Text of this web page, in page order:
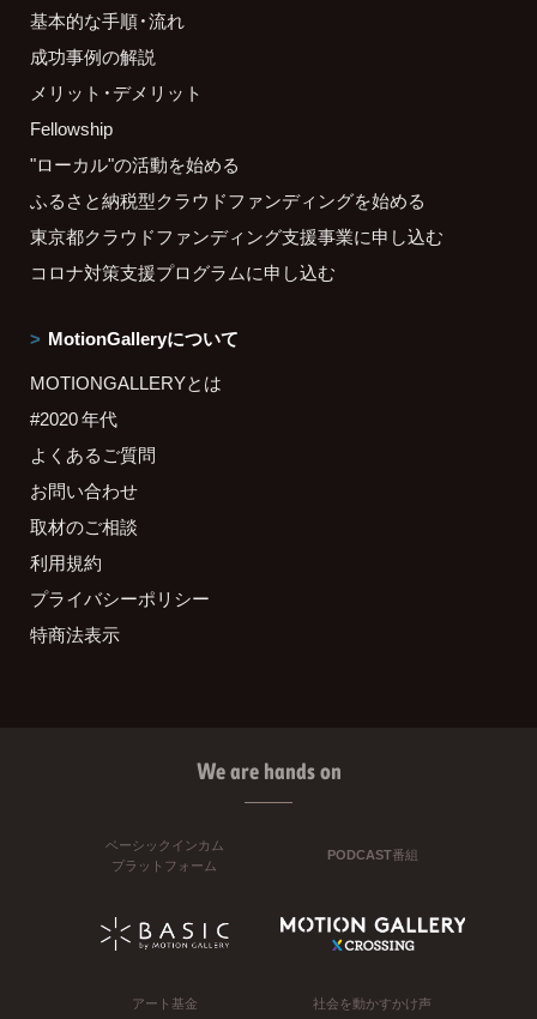
基本的な手順・流れ
成功事例の解説
メリット・デメリット
Fellowship
"ローカル"の活動を始める
ふるさと納税型クラウドファンディングを始める
東京都クラウドファンディング支援事業に申し込む
コロナ対策支援プログラムに申し込む
MotionGalleryについて
MOTIONGALLERYとは
#2020 年代
よくあるご質問
お問い合わせ
取材のご相談
利用規約
プライバシーポリシー
特商法表示
We are hands on
ベーシックインカム
プラットフォーム
PODCAST番組
アート基金 社会を動かすかけ声